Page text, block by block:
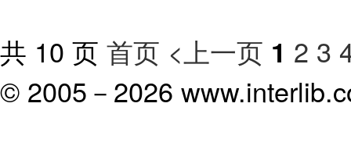
共 10 页 首页 <上一页 1 2 3
© 2005－ 2026